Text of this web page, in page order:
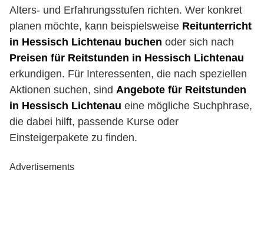
Alters- und Erfahrungsstufen richten. Wer konkret
planen möchte, kann beispielsweise Reitunterricht
in Hessisch Lichtenau buchen oder sich nach
Preisen für Reitstunden in Hessisch Lichtenau
erkundigen. Für Interessenten, die nach speziellen
Aktionen suchen, sind Angebote für Reitstunden
in Hessisch Lichtenau eine mögliche Suchphrase,
die dabei hilft, passende Kurse oder
Einsteigerpakete zu finden.
Advertisements